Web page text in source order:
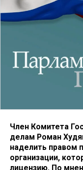
Член Комитета
делам Роман
наделить правом
организации,
лицензию. По